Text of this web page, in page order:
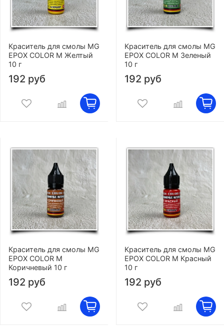
Краситель для смолы MG
EPOX COLOR M Желтый
10 г
192 руб
Краситель для смолы MG
EPOX COLOR M Зеленый
10 г
192 руб
Краситель для смолы MG
EPOX COLOR M
Коричневый 10 г
192 руб
Краситель для смолы MG
EPOX COLOR M Красный
10 г
192 руб